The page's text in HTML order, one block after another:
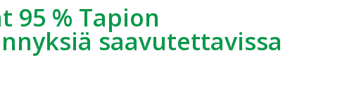
95 % Tapion
saavutettavissa